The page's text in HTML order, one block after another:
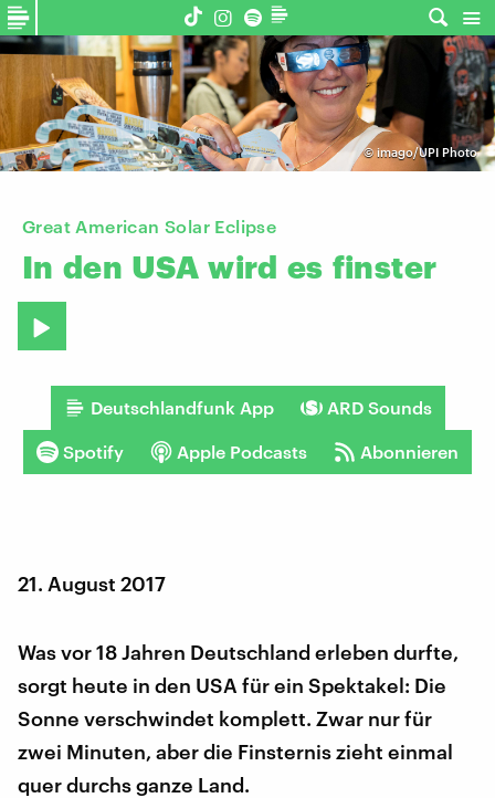
©imago/UPI Photo
Great American Solar Eclipse
In den USA wird es finster
Deutschlandfunk App ARD Sounds
Spotify Apple Podcasts Abonnieren
21. August 2017
Was vor 18 Jahren Deutschland erleben durfte,
sorgt heute in den USA für ein Spektakel: Die
Sonne verschwindet komplett. Zwar nur für
zwei Minuten, aber die Finsternis zieht einmal
quer durchs ganze Land.